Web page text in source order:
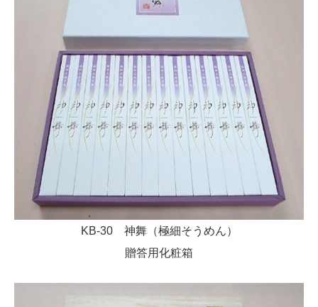
KB-30 神舞（極細そうめん）
贈答用化粧箱